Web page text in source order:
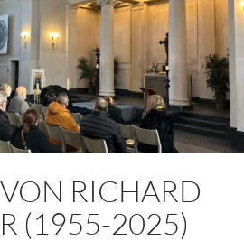
RICHARD
(1955-2025)